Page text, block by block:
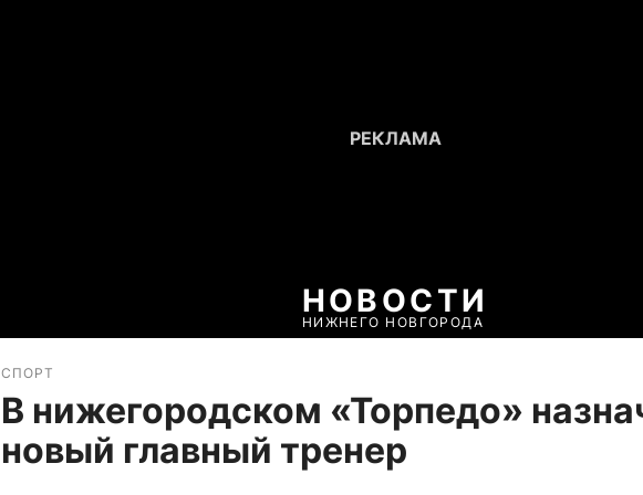
НОВОСТИ
НИЖНЕГО НОВГОРОДА
СПОРТ
В нижегородском «Торпедо»
новый главный тренер